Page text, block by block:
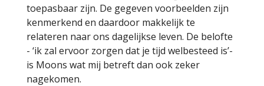
toepasbaar zijn. De gegeven voorbeelden zijn
kenmerkend en daardoor makkelijk te
relateren naar ons dagelijkse leven. De belofte
- ‘ik zal ervoor zorgen dat je tijd welbesteed is’-
is Moons wat mij betreft dan ook zeker
nagekomen.